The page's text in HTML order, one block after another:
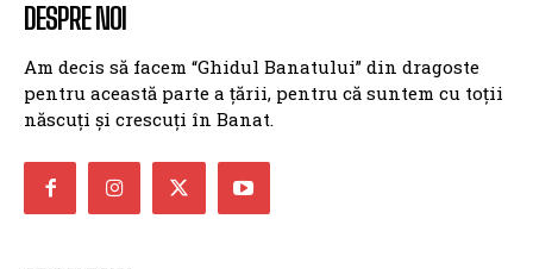
DESPRE NOI
Am decis să facem “Ghidul Banatului” din dragoste
pentru această parte a țării, pentru că suntem cu toții
născuți și crescuți în Banat.